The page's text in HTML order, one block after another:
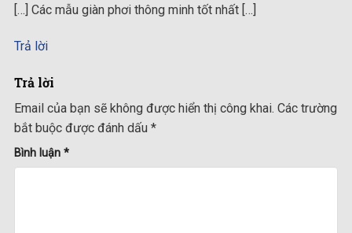
[…] Các mẫu giàn phơi thông minh tốt nhất […]
Trả lời
Trả lời
Email của bạn sẽ không được hiển thị công khai. Các trường
bắt buộc được đánh dấu *
Bình luận *